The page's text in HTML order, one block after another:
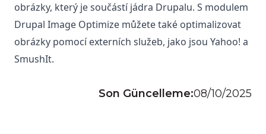
obrázky, který je součástí jádra Drupalu. S modulem
Drupal Image Optimize můžete také optimalizovat
obrázky pomocí externích služeb, jako jsou Yahoo! a
SmushIt.
Son Güncelleme:08/10/2025